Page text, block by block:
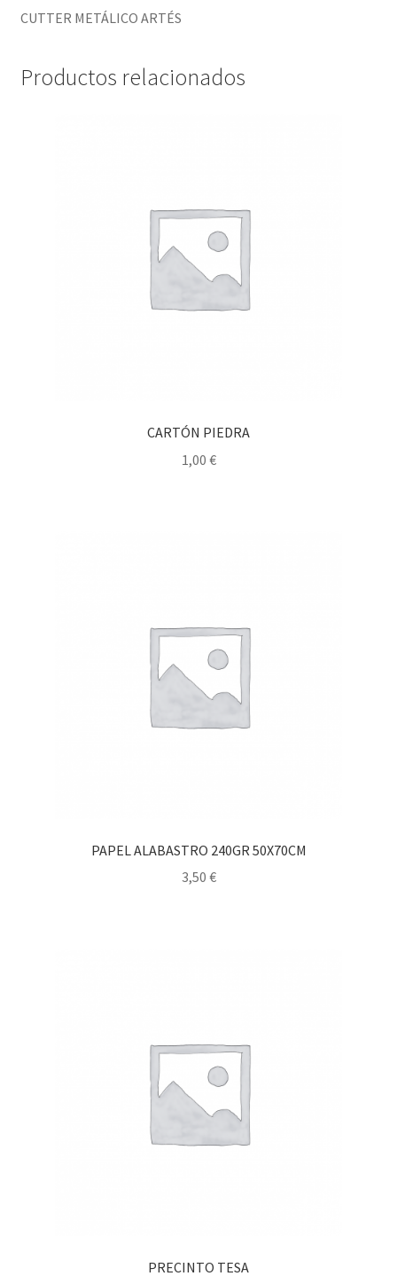
CUTTER METÁLICO ARTÉS
Productos relacionados
CARTÓN PIEDRA
1,00 €
PAPEL ALABASTRO 240GR 50X70CM
3,50 €
PRECINTO TESA